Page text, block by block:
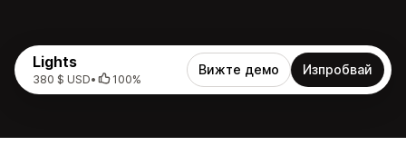
Lights
380 $ USD• 100%
Вижте демо Изпробвай